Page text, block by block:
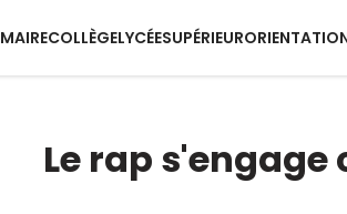
COLLÈGELYCÉESUPÉRIEUR
Le rap